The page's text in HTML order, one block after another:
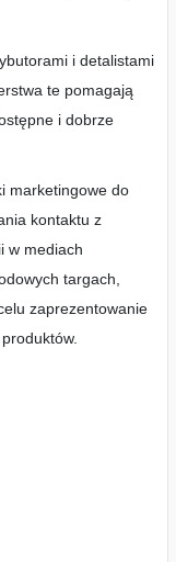
i detalistami
te pomagają
i dobrze
marketingowe do
kontaktu z
w mediach
targach,
zaprezentowanie